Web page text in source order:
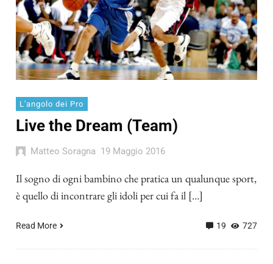
L'angolo dei Pro
Live the Dream (Team)
Matteo Soragna 19 Maggio 2016
Il sogno di ogni bambino che pratica un qualunque sport,
è quello di incontrare gli idoli per cui fa il […]
Read More 19 727